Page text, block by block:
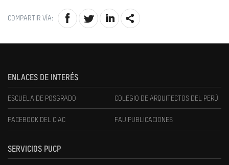
COMPARTIR VÍA:
ENLACES DE INTERÉS
ESCUELA DE POSGRADO COLEGIO DE ARQUITECTOS DEL PERÚ
FACEBOOK DEL CIAC FAU PUBLICACIONES
SERVICIOS PUCP